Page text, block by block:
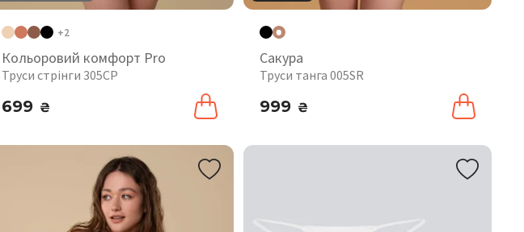
+2
Кольоровий комфорт Pro
Труси стрінги 305CP
699 ₴
Сакура
Труси танга 005SR
999 ₴